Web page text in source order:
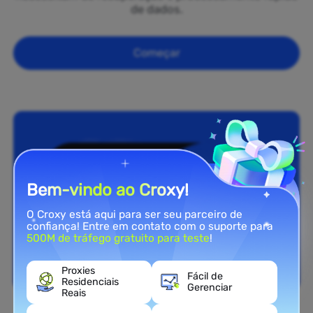
de dados.
Começar
Bem-vindo ao Croxy!
O Croxy está aqui para ser seu parceiro de
confiança! Entre em contato com o suporte para
500M de tráfego gratuito para teste!
Proxies
Residenciais
Reais
Fácil de
Gerenciar